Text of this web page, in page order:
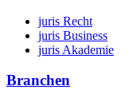
juris Recht
juris Business
juris Akademie
Branchen